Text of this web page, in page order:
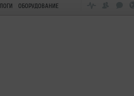
ОБОРУДОВАНИЕ